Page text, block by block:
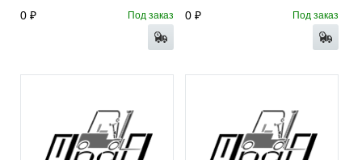
0 Под заказ 0 Под заказ